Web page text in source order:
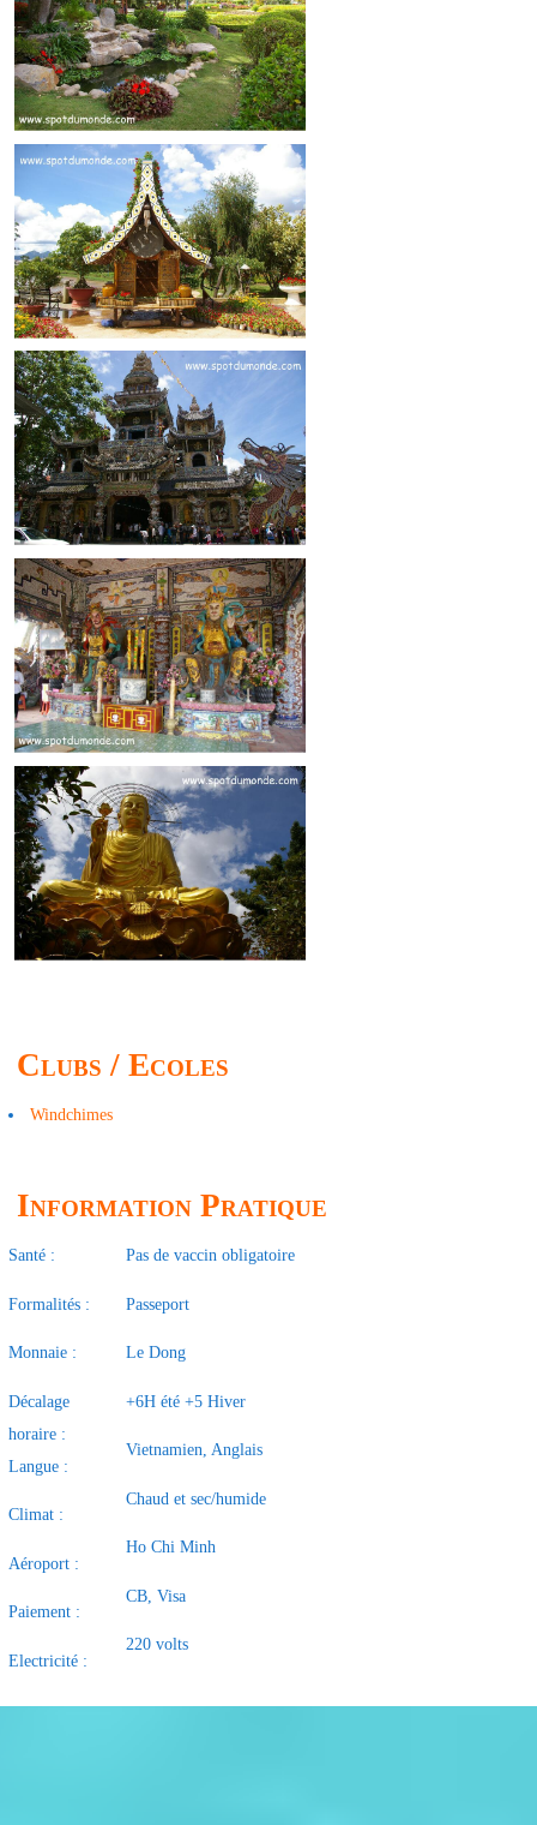
Clubs / Ecoles
Windchimes
Information Pratique
Santé :
Formalités :
Monnaie :
Décalage
horaire :
Langue :
Climat :
Aéroport :
Paiement :
Electricité :
Pas de vaccin obligatoire
Passeport
Le Dong
+6H été +5 Hiver
Vietnamien, Anglais
Chaud et sec/humide
Ho Chi Minh
CB, Visa
220 volts